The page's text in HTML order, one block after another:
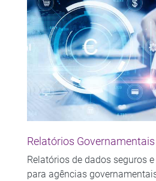
Relatórios Governamentais
Relatórios de dados seguros
para agências